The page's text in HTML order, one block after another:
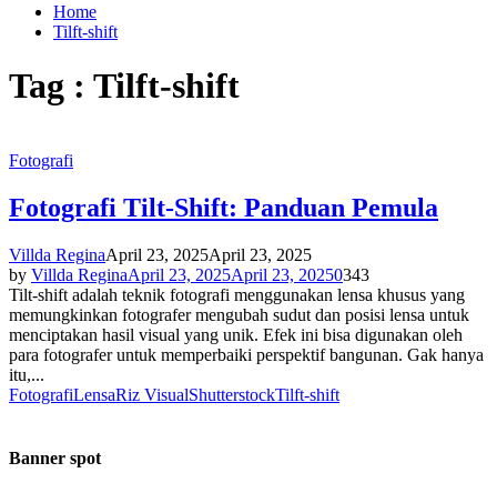
Home
Tilft-shift
Tag : Tilft-shift
Fotografi
Fotografi Tilt-Shift: Panduan Pemula
Villda ReginaApril 23, 2025April 23, 2025
by Villda ReginaApril 23, 2025April 23, 20250343
Tilt-shift adalah teknik fotografi menggunakan lensa khusus yang
memungkinkan fotografer mengubah sudut dan posisi lensa untuk
menciptakan hasil visual yang unik. Efek ini bisa digunakan oleh
para fotografer untuk memperbaiki perspektif bangunan. Gak hanya
itu,...
FotografiLensaRiz VisualShutterstockTilft-shift
Banner spot